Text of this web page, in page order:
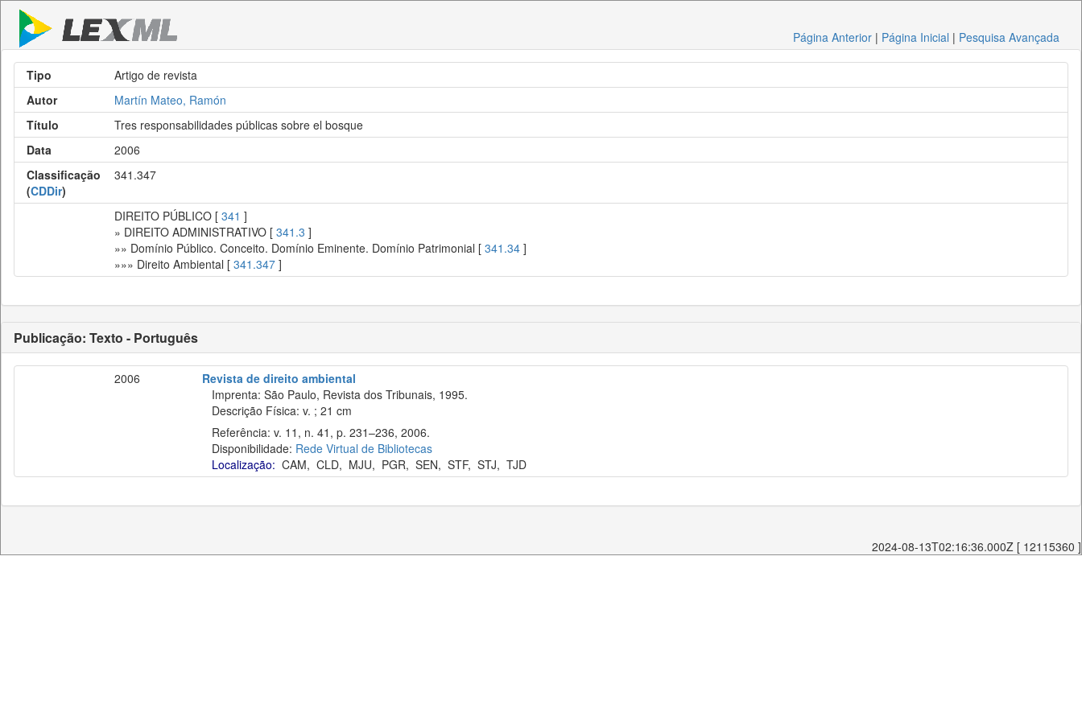
Página Anterior | Página Inicial | Pesquisa Avançada
Tipo
Artigo de revista
Autor
Martín Mateo, Ramón
Título
Tres responsabilidades públicas sobre el bosque
Data
2006
Classificação
(CDDir)
341.347
DIREITO PÚBLICO [ 341 ]
» DIREITO ADMINISTRATIVO [ 341.3 ]
»» Domínio Público. Conceito. Domínio Eminente. Domínio Patrimonial [ 341.34 ]
»»» Direito Ambiental [ 341.347 ]
Publicação: Texto - Português
2006
Revista de direito ambiental
Imprenta: São Paulo, Revista dos Tribunais, 1995.
Descrição Física: v. ; 21 cm
Referência: v. 11, n. 41, p. 231–236, 2006.
Disponibilidade: Rede Virtual de Bibliotecas
Localização: CAM, CLD, MJU, PGR, SEN, STF, STJ, TJD
2024-08-13T02:16:36.000Z [ 12115360 ]